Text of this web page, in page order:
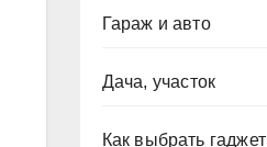
Гараж и авто
Дача, участок
Как выбрать гаджет